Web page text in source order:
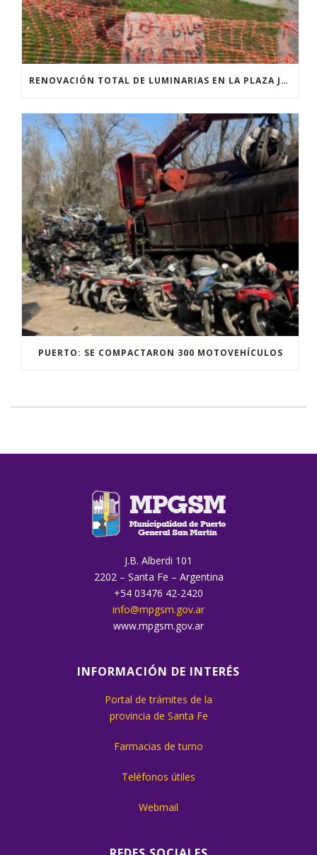
RENOVACIÓN TOTAL DE LUMINARIAS EN LA PLAZA JOSÉ PEDRONI DE SAN SEBASTIÁN.
PUERTO: SE COMPACTARON 300 MOTOVEHÍCULOS
J.B. Alberdi 101
2202 – Santa Fe – Argentina
+54 03476 42-2420
info@mpgsm.gov.ar
www.mpgsm.gov.ar
INFORMACIÓN DE INTERÉS
Portal de trámites de la
provincia de Santa Fe
Farmacias de turno
Teléfonos útiles
Webmail